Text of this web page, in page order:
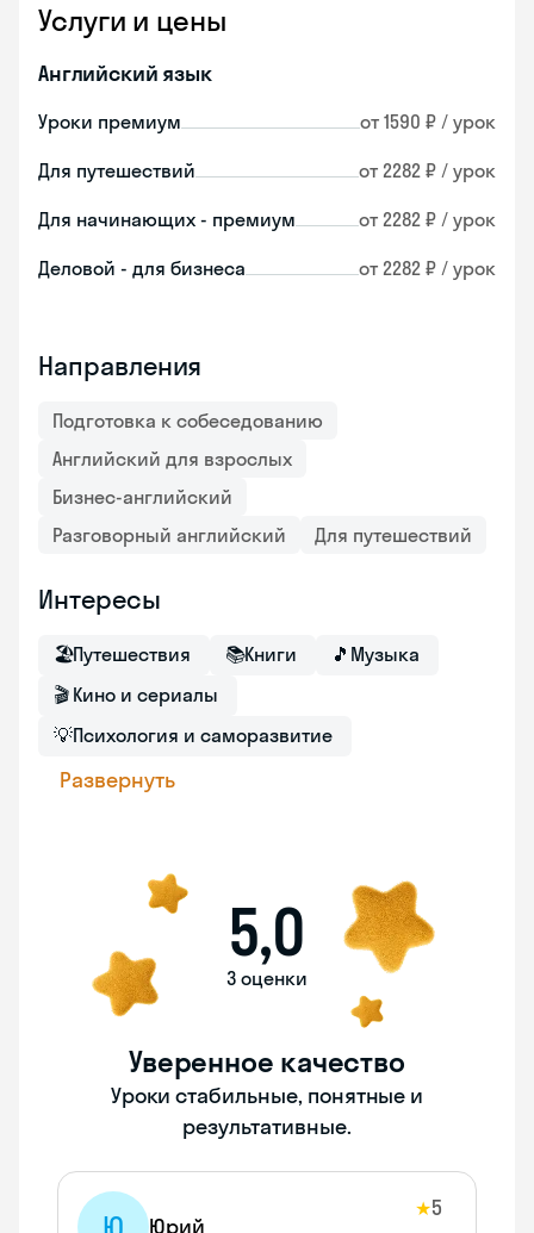
Услуги и цены
Английский язык
Уроки премиум от 1590 ₽ / урок
Для путешествий от 2282 ₽ / урок
Для начинающих - премиум от 2282 ₽ / урок
Деловой - для бизнеса от 2282 ₽ / урок
Направления
Подготовка к собеседованию
Английский для взрослых
Бизнес-английский
Разговорный английский
Для путешествий
Интересы
🏖Путешествия 📚Книги 🎵 Музыка
🎬 Кино и сериалы
💡Психология и саморазвитие
Развернуть
5,0
3 оценки
Уверенное качество
Уроки стабильные, понятные и
результативные.
Юрий
★5